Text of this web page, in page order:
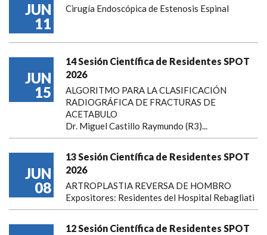
JUN
11
Cirugía Endoscópica de Estenosis Espinal
JUN
15
14 Sesión Científica de Residentes SPOT
2026
ALGORITMO PARA LA CLASIFICACIÓN
RADIOGRÁFICA DE FRACTURAS DE
ACETABULO
Dr. Miguel Castillo Raymundo (R3)...
JUN
08
13 Sesión Científica de Residentes SPOT
2026
ARTROPLASTIA REVERSA DE HOMBRO
Expositores: Residentes del Hospital Rebagliati
12 Sesión Científica de Residentes SPOT